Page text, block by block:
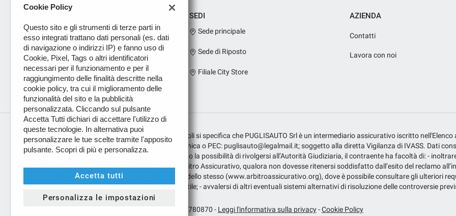
SEDI
Sede principale
Sede di Riposto
Filiale City Store
AZIENDA
Contatti
Lavora con noi
Per i prodotti assicurativi sui finanziamenti dei veicoli si specifica che PUGLISAUTO Srl è un intermediario assicurativo iscritto
con numero E000269070; indirizzo di posta elettronica o PEC: puglisauto@legalmail.it; soggetto alla diretta Vigilanza di IVASS. Dati
pubblica/. Per i prodotti assicurativi, ferma restando la possibilità di rivolgersi all’Autorità Giudiziaria, il contraente ha facoltà di: -
puglisauto@legalmail.it; - presentare ricorso all’Arbitro Assicurativo, qualora non dovesse ritenersi soddisfatto dall’esito del reclamo
legge, tramite il portale disponibile sul sito internet dello stesso (www.arbitroassicurativo.org), dove è possibile consultare gli ulteriori
presentazione del ricorso e ogni altra indicazione utile; - avvalersi di altri eventuali sistemi alternativi di risoluzione delle controversie
Copyright © 2026 PUGLISAUTO S.r.l. - P.IVA 04493780870 - Leggi l'informativa sulla privacy-Cookie Policy
Cookie Policy
Questo sito e gli strumenti di terze parti in
esso integrati trattano dati personali (es. dati
di navigazione o indirizzi IP) e fanno uso di
Cookie, Pixel, Tags o altri identificatori
necessari per il funzionamento e per il
raggiungimento delle finalità descritte nella
cookie policy, tra cui il miglioramento delle
funzionalità del sito e la pubblicità
personalizzata. Cliccando sul pulsante
Accetta Tutti dichiari di accettare l'utilizzo di
queste tecnologie. In alternativa puoi
personalizzare le tue scelte tramite l'apposito
pulsante. Scopri di più e personalizza.
Accetta tutti
Personalizza le impostazioni
Leggi
cookie